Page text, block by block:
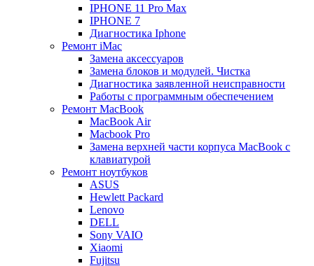
IPHONE 11 Pro Max
IPHONE 7
Диагностика Iphone
Ремонт iMac
Замена аксессуаров
Замена блоков и модулей. Чистка
Диагностика заявленной неисправности
Работы с программным обеспечением
Ремонт MacBook
MacBook Air
Macbook Pro
Замена верхней части корпуса MacBook с
клавиатурой
Ремонт ноутбуков
ASUS
Hewlett Packard
Lenovo
DELL
Sony VAIO
Xiaomi
Fujitsu